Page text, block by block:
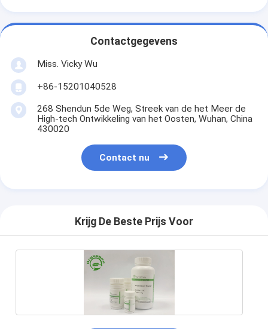
Contactgegevens
Miss. Vicky Wu
+86-15201040528
268 Shendun 5de Weg, Streek van de het Meer de
High-tech Ontwikkeling van het Oosten, Wuhan, China
430020
Contact nu
Krijg De Beste Prijs Voor